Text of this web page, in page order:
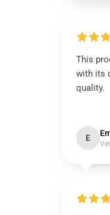
This
with its
quality.
E